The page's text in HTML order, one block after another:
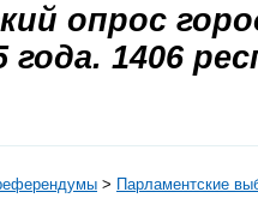
опрос
года. 1406
> Парламентские